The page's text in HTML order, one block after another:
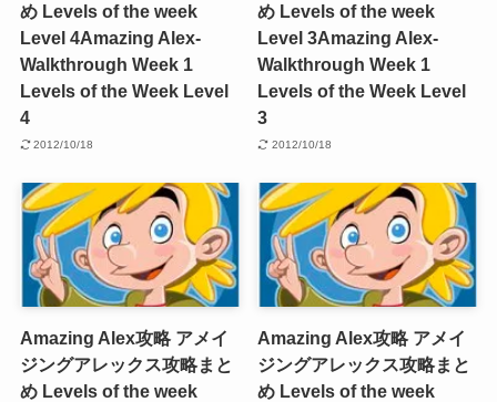
め Levels of the week
Level 4Amazing Alex-
Walkthrough Week 1
Levels of the Week Level
4
2012/10/18
め Levels of the week
Level 3Amazing Alex-
Walkthrough Week 1
Levels of the Week Level
3
2012/10/18
Amazing Alex攻略 アメイ
ジングアレックス攻略まと
め Levels of the week
Amazing Alex攻略 アメイ
ジングアレックス攻略まと
め Levels of the week